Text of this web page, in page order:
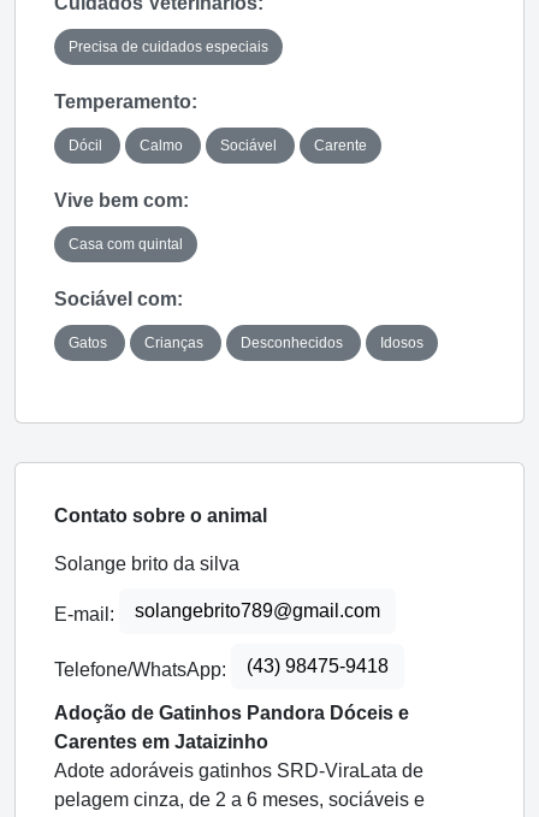
Precisa de cuidados especiais
Temperamento:
Dócil Calmo Sociável Carente
Vive bem com:
Casa com quintal
Sociável com:
Gatos Crianças Desconhecidos Idosos
Contato sobre o animal
Solange brito da silva
E-mail: solangebrito789@gmail.com
Telefone/WhatsApp: (43) 98475-9418
Adoção de Gatinhos Pandora Dóceis e
Carentes em Jataizinho
Adote adoráveis gatinhos SRD-ViraLata de
pelagem cinza, de 2 a 6 meses, sociáveis e